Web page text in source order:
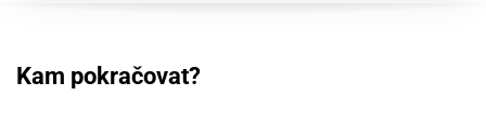
Kam pokračovat?